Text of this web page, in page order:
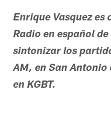
Enrique Vasquez es
Radio en español
sintonizar los
AM, en San Antonio
en KGBT.